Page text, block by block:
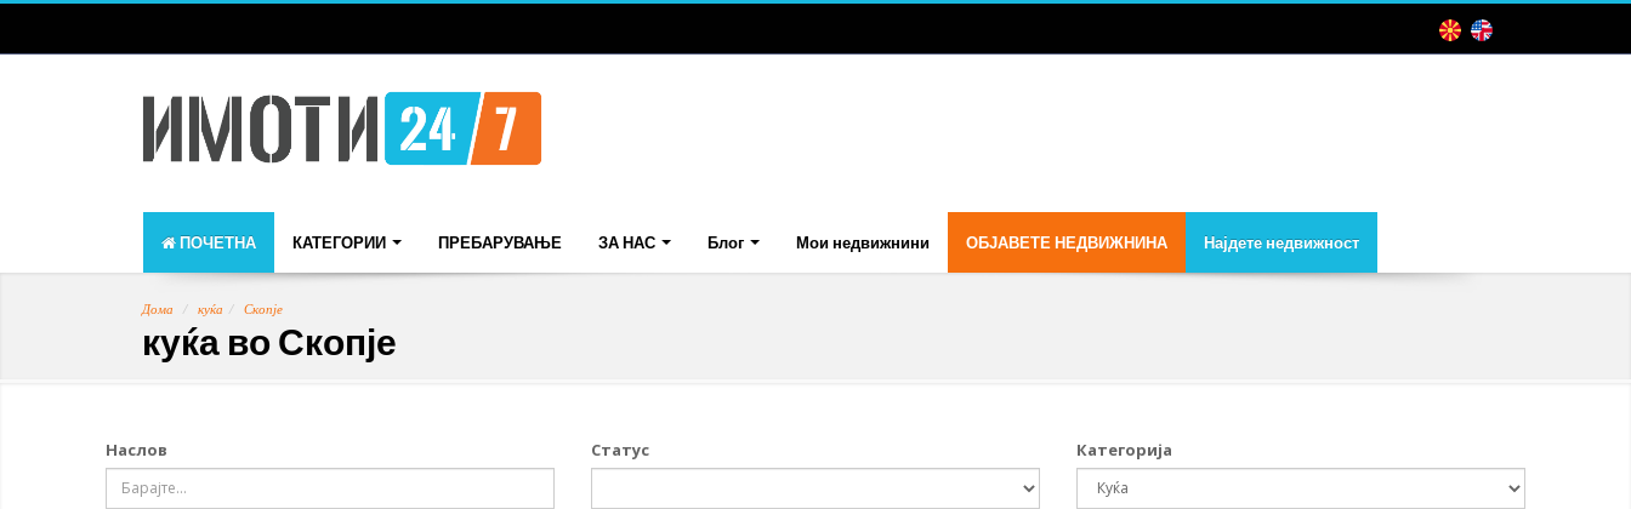
ПОЧЕТНА КАТЕГОРИИ ПРЕБАРУВАЊЕ ЗА НАС Блог Мои недвижнини ОБЈАВЕТЕ НЕДВИЖНИНА Најдете недвижност
Дома куќа Скопје
куќа во Скопје
Наслов Статус Категорија